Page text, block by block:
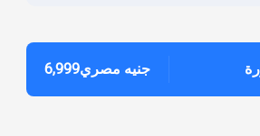
جنيه مصري6,999